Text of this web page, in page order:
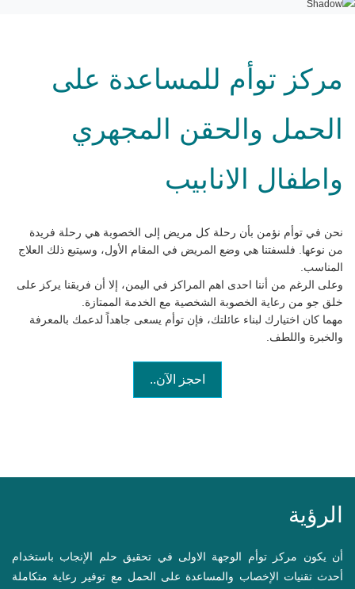
مركز توأم للمساعدة على
الحمل والحقن المجهري
واطفال الانابيب
نحن في توأم نؤمن بأن رحلة كل مريض إلى الخصوبة هي رحلة فريدة
من نوعها. فلسفتنا هي وضع المريض في المقام الأول، وسيتبع ذلك العلاج
المناسب.
وعلى الرغم من أننا احدى اهم المراكز في اليمن، إلا أن فريقنا يركز على
خلق جو من رعاية الخصوبة الشخصية مع الخدمة الممتازة.
مهما كان اختيارك لبناء عائلتك، فإن توأم يسعى جاهداً لدعمك بالمعرفة
والخبرة واللطف.
احجز الآن..
الرؤية
أن يكون مركز توأم الوجهة الاولى في تحقيق حلم الإنجاب باستخدام
أحدث تقنيات الإخصاب والمساعدة على الحمل مع توفير رعاية متكاملة